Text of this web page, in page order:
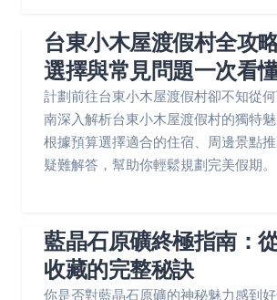
台東小木屋渡假村全攻
選擇與常見問題一次看
計劃前往台東小木屋渡假村卻不知從
南深入解析台東小木屋渡假村的獨特
根據預算選擇適合的住宿、周邊景點
疑難解答，幫助你輕鬆規劃完美假期。
藍晶石原礦終極指南：
收藏的完整秘訣
你是否對藍晶石原礦的神秘魅力感到